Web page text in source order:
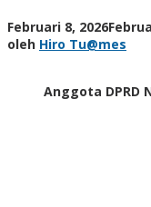
Februari 8, 2026
oleh Hiro Tu@mes
Anggota DPRD